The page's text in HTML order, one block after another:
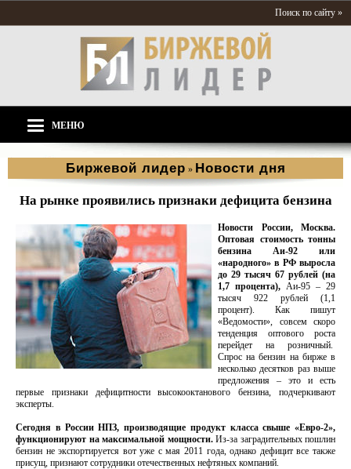
Поиск по сайту »
МЕНЮ
Биржевой лидер » Новости дня
На рынке проявились признаки дефицита бензина
Новости России, Москва.
Оптовая стоимость тонны
бензина Аи-92 или
«народного» в РФ выросла
до 29 тысяч 67 рублей (на
1,7 процента), Аи-95 – 29
тысяч 922 рублей (1,1
процент). Как пишут
«Ведомости», совсем скоро
тенденция оптового роста
перейдет на розничный.
Спрос на бензин на бирже в
несколько десятков раз выше
предложения – это и есть
первые признаки дефицитности высокооктанового бензина, подчеркивают
эксперты.
Сегодня в России НПЗ, производящие продукт класса свыше «Евро-2»,
функционируют на максимальной мощности. Из-за заградительных пошлин
бензин не экспортируется вот уже с мая 2011 года, однако дефицит все также
присущ, признают сотрудники отечественных нефтяных компаний.